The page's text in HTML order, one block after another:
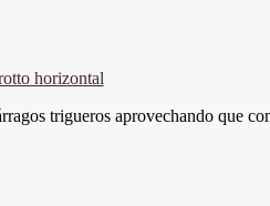
trigueros aprovechando que